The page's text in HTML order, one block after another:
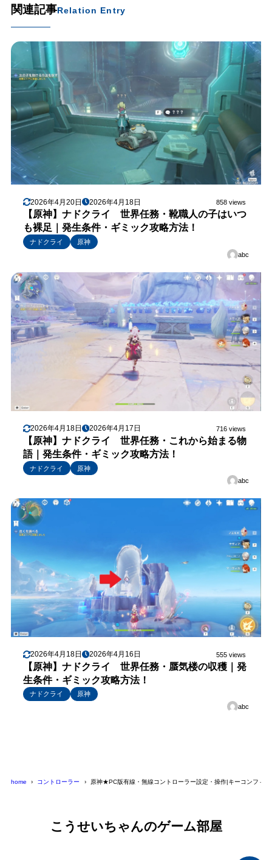
関連記事Relation Entry
2026年4月20日 2026年4月18日 858 views
【原神】ナドクライ 世界任務・靴職人の子はいつ
も裸足｜発生条件・ギミック攻略方法！
ナドクライ
原神
abc
2026年4月18日 2026年4月17日 716 views
【原神】ナドクライ 世界任務・これから始まる物
語｜発生条件・ギミック攻略方法！
ナドクライ
原神
abc
2026年4月18日 2026年4月16日 555 views
【原神】ナドクライ 世界任務・蜃気楼の収穫｜発
生条件・ギミック攻略方法！
ナドクライ
原神
abc
home コントローラー 原神★PC版有線・無線コントローラー設定・操作|キーコンフィグ
こうせいちゃんのゲーム部屋